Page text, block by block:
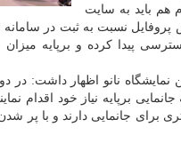
هم باید به سایت
پروفایل نسبت به ثبت در سامانه
پیدا کرده و برپایه
نمایشگاه نانو اظهار داشت:
برپایه نیاز خود اقدام
برای جانمایی دارند و با پر